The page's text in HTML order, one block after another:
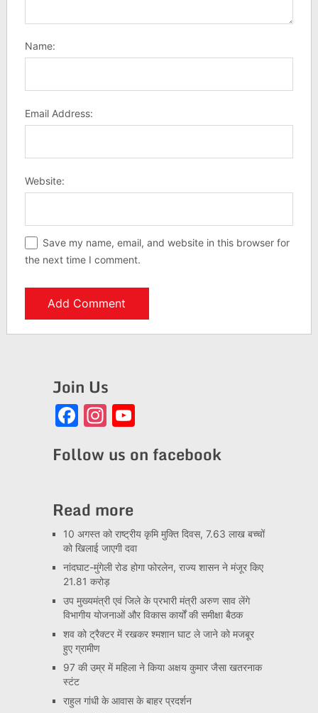
Name:
Email Address:
Website:
Save my name, email, and website in this browser for
the next time I comment.
Join Us
Facebook
Instagram
YouTube
Follow us on facebook
Read more
10 अगस्त को राष्ट्रीय कृमि मुक्ति दिवस, 7.63 लाख बच्चों
को खिलाई जाएगी दवा
नांदघाट-मुंगेली रोड होगा फोरलेन, राज्य शासन ने मंजूर किए
21.81 करोड़
उप मुख्यमंत्री एवं जिले के प्रभारी मंत्री अरुण साव लेंगे
विभागीय योजनाओं और विकास कार्यों की समीक्षा बैठक
शव को ट्रैक्टर में रखकर श्मशान घाट ले जाने को मजबूर
हुए ग्रामीण
97 की उम्र में महिला ने किया अक्षय कुमार जैसा खतरनाक
स्टंट
राहुल गांधी के आवास के बाहर प्रदर्शन